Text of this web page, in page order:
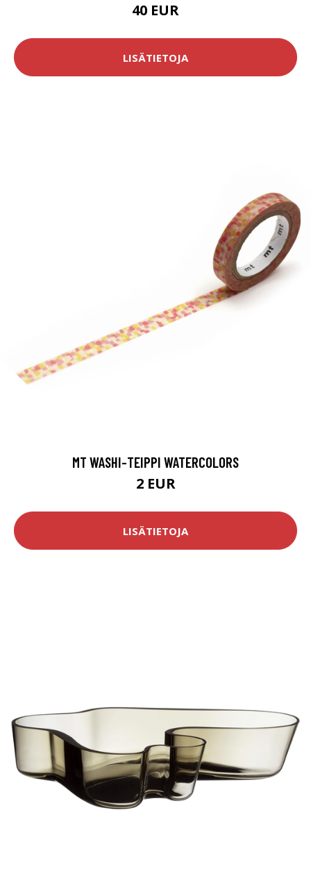
40 EUR
LISÄTIETOJA
MT WASHI-TEIPPI WATERCOLORS
2 EUR
LISÄTIETOJA